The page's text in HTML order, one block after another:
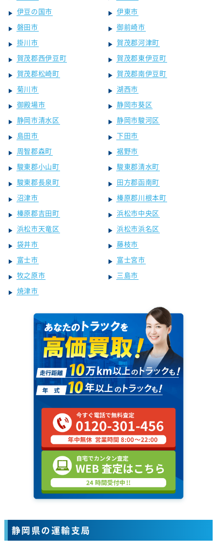
伊豆の国市
伊東市
磐田市
御前崎市
掛川市
賀茂郡河津町
賀茂郡西伊豆町
賀茂郡東伊豆町
賀茂郡松崎町
賀茂郡南伊豆町
菊川市
湖西市
御殿場市
静岡市葵区
静岡市清水区
静岡市駿河区
島田市
下田市
周智郡森町
裾野市
駿東郡小山町
駿東郡清水町
駿東郡長泉町
田方郡函南町
沼津市
榛原郡川根本町
榛原郡吉田町
浜松市中央区
浜松市天竜区
浜松市浜名区
袋井市
藤枝市
富士市
富士宮市
牧之原市
三島市
焼津市
静岡県の運輸支局